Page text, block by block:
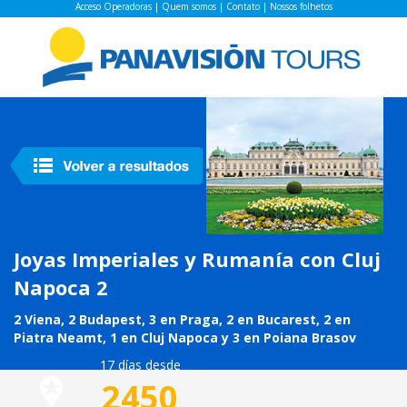
Acceso Operadoras| Quem somos| Contato| Nossos folhetos
Joyas Imperiales y Rumanía con Cluj
Napoca 2
2 Viena, 2 Budapest, 3 en Praga, 2 en Bucarest, 2 en
Piatra Neamt, 1 en Cluj Napoca y 3 en Poiana Brasov
17 días desde
2450